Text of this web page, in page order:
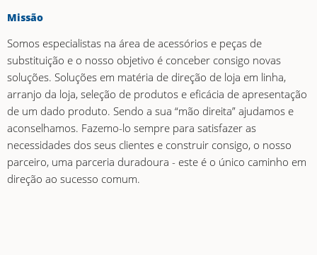
Missão
Somos especialistas na área de acessórios e peças de
substituição e o nosso objetivo é conceber consigo novas
soluções. Soluções em matéria de direção de loja em linha,
arranjo da loja, seleção de produtos e eficácia de apresentação
de um dado produto. Sendo a sua “mão direita” ajudamos e
aconselhamos. Fazemo-lo sempre para satisfazer as
necessidades dos seus clientes e construir consigo, o nosso
parceiro, uma parceria duradoura - este é o único caminho em
direção ao sucesso comum.